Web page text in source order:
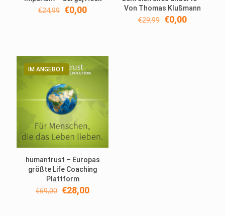
€24,99 Ursprünglicher
€0,00Aktueller
Von Thomas Klußmann
€29,99 Ursprünglicher
€0,00Aktueller
IM ANGEBOT
humantrust – Europas
größte Life Coaching
Plattform
€69,00 Ursprünglicher
€28,00Aktueller